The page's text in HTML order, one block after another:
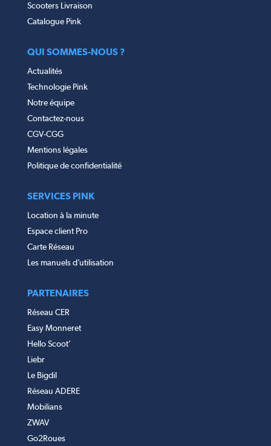
Scooters Livraison
Catalogue Pink
QUI SOMMES-NOUS ?
Actualités
Technologie Pink
Notre équipe
Contactez-nous
CGV-CGG
Mentions légales
Politique de confidentialité
SERVICES PINK
Location à la minute
Espace client Pro
Carte Réseau
Les manuels d’utilisation
PARTENAIRES
Réseau CER
Easy Monneret
Hello Scoot’
Liebr
Le Bigdil
Réseau ADERE
Mobilians
ZWAV
Go2Roues